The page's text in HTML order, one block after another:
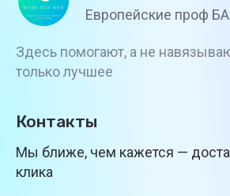
Европейские проф
Здесь помогают, а не
только лучшее
Контакты
Мы ближе, чем кажется —
клика